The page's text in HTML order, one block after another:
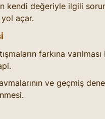
kendi değeriyle ilgili
yol açar.
farkına
ve geçmiş